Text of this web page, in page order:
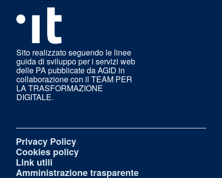
Sito realizzato seguendo le linee
guida di sviluppo per i servizi web
delle PA pubblicate da AGID in
collaborazione con il TEAM PER
LA TRASFORMAZIONE
DIGITALE.
Privacy Policy
Cookies policy
Link utili
Amministrazione trasparente